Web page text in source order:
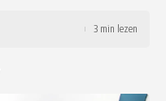
3 min lezen